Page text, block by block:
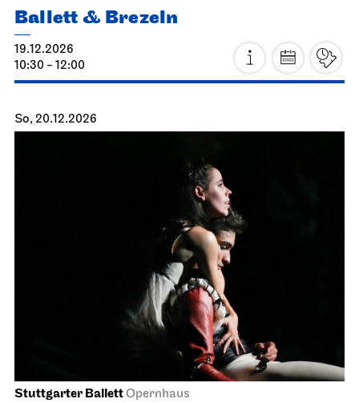
Ballett & Brezeln
19.12.2026
10:30 - 12:00
So, 20.12.2026
Stuttgarter BallettOpernhaus